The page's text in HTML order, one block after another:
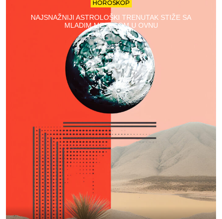
HOROSKOP
NAJSNAŽNIJI ASTROLOŠKI TRENUTAK STIŽE SA
MLADIM MESECOM U OVNU